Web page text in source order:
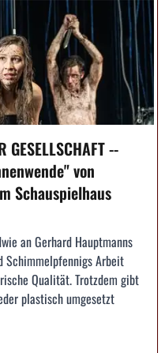
GESELLSCHAFT --
von
Schauspielhaus
an Gerhard Hauptmanns
Schimmelpfennigs Arbeit
Qualität. Trotzdem gibt
plastisch umgesetzt